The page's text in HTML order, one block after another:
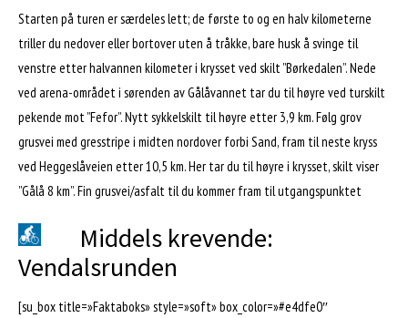
Starten på turen er særdeles lett; de første to og en halv kilometerne
triller du nedover eller bortover uten å tråkke, bare husk å svinge til
venstre etter halvannen kilometer i krysset ved skilt ”Børkedalen”. Nede
ved arena-området i sørenden av Gålåvannet tar du til høyre ved turskilt
pekende mot ”Fefor”. Nytt sykkelskilt til høyre etter 3,9 km. Følg grov
grusvei med gresstripe i midten nordover forbi Sand, fram til neste kryss
ved Heggeslåveien etter 10,5 km. Her tar du til høyre i krysset, skilt viser
”Gålå 8 km”. Fin grusvei/asfalt til du kommer fram til utgangspunktet
Middels krevende:
Vendalsrunden
[su_box title=»Faktaboks» style=»soft» box_color=»#e4dfe0″